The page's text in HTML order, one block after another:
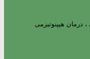
درمان هیپنوتیزمی